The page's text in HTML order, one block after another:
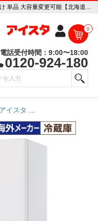
中古冷蔵庫106L～179L 2ドア 一人暮らし向け 単品 大容量変更可能【北海道限定 自社配送】【激安】【海外メーカー】【送料無料】【3年保証】 中古家電販売専門店 リサイクルショップ アイスタ
0
電話受付時間：9:00〜18:00
0120-924-180
イスタ